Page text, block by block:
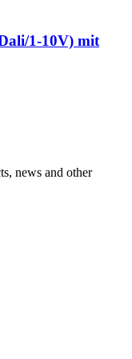
1-10V) mit
news and other